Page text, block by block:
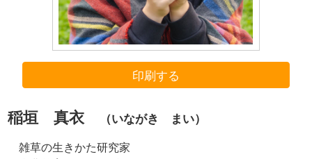
印刷する
稲垣 真衣 （いながき まい）
雑草の生きかた研究家